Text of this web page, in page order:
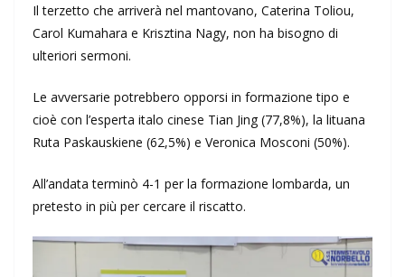
Il terzetto che arriverà nel mantovano, Caterina Toliou,
Carol Kumahara e Krisztina Nagy, non ha bisogno di
ulteriori sermoni.
Le avversarie potrebbero opporsi in formazione tipo e
cioè con l’esperta italo cinese Tian Jing (77,8%), la lituana
Ruta Paskauskiene (62,5%) e Veronica Mosconi (50%).
All’andata terminò 4-1 per la formazione lombarda, un
pretesto in più per cercare il riscatto.